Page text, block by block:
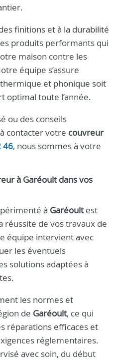
finitions et à la durabilité
produits performants qui
maison contre les
équipe s’assure
et phonique soit
optimal toute l’année.
ou des conseils
contacter votre couvreur
46, nous sommes à votre
à Garéoult dans vos
à Garéoultest
de vos travaux de
équipe intervient avec
les éventuels
solutions adaptées à
les normes et
de Garéoult, ce qui
réparations efficaces et
réglementaires.
avec soin, du début